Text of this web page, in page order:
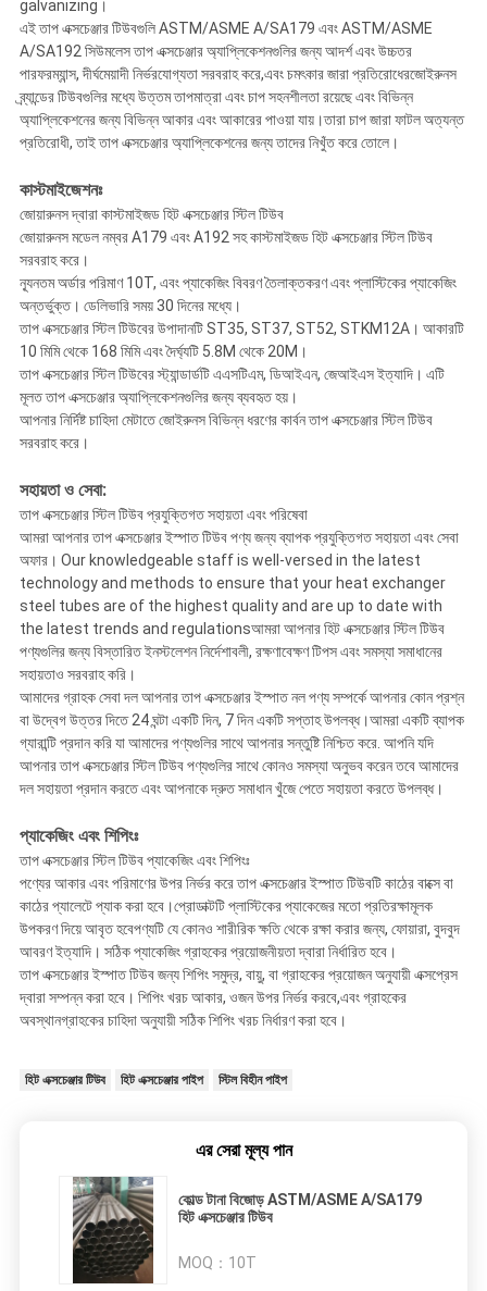
galvanizing।
এই তাপ এক্সচেঞ্জার টিউবগুলি ASTM/ASME A/SA179 এবং ASTM/ASME
A/SA192 সিউমলেস তাপ এক্সচেঞ্জার অ্যাপ্লিকেশনগুলির জন্য আদর্শ এবং উচ্চতর
পারফরম্যান্স, দীর্ঘমেয়াদী নির্ভরযোগ্যতা সরবরাহ করে,এবং চমৎকার জারা প্রতিরোধেরজোইরুনস
ব্র্যান্ডের টিউবগুলির মধ্যে উত্তম তাপমাত্রা এবং চাপ সহনশীলতা রয়েছে এবং বিভিন্ন
অ্যাপ্লিকেশনের জন্য বিভিন্ন আকার এবং আকারের পাওয়া যায়।তারা চাপ জারা ফাটল অত্যন্ত
প্রতিরোধী, তাই তাপ এক্সচেঞ্জার অ্যাপ্লিকেশনের জন্য তাদের নিখুঁত করে তোলে।
কাস্টমাইজেশনঃ
জোয়ারুনস দ্বারা কাস্টমাইজড হিট এক্সচেঞ্জার স্টিল টিউব
জোয়ারুনস মডেল নম্বর A179 এবং A192 সহ কাস্টমাইজড হিট এক্সচেঞ্জার স্টিল টিউব
সরবরাহ করে।
ন্যূনতম অর্ডার পরিমাণ 10T, এবং প্যাকেজিং বিবরণ তৈলাক্তকরণ এবং প্লাস্টিকের প্যাকেজিং
অন্তর্ভুক্ত। ডেলিভারি সময় 30 দিনের মধ্যে।
তাপ এক্সচেঞ্জার স্টিল টিউবের উপাদানটি ST35, ST37, ST52, STKM12A। আকারটি
10 মিমি থেকে 168 মিমি এবং দৈর্ঘ্যটি 5.8M থেকে 20M।
তাপ এক্সচেঞ্জার স্টিল টিউবের স্ট্যান্ডার্ডটি এএসটিএম, ডিআইএন, জেআইএস ইত্যাদি। এটি
মূলত তাপ এক্সচেঞ্জার অ্যাপ্লিকেশনগুলির জন্য ব্যবহৃত হয়।
আপনার নির্দিষ্ট চাহিদা মেটাতে জোইরুনস বিভিন্ন ধরণের কার্বন তাপ এক্সচেঞ্জার স্টিল টিউব
সরবরাহ করে।
সহায়তা ও সেবা:
তাপ এক্সচেঞ্জার স্টিল টিউব প্রযুক্তিগত সহায়তা এবং পরিষেবা
আমরা আপনার তাপ এক্সচেঞ্জার ইস্পাত টিউব পণ্য জন্য ব্যাপক প্রযুক্তিগত সহায়তা এবং সেবা
অফার। Our knowledgeable staff is well-versed in the latest
technology and methods to ensure that your heat exchanger
steel tubes are of the highest quality and are up to date with
the latest trends and regulationsআমরা আপনার হিট এক্সচেঞ্জার স্টিল টিউব
পণ্যগুলির জন্য বিস্তারিত ইনস্টলেশন নির্দেশাবলী, রক্ষণাবেক্ষণ টিপস এবং সমস্যা সমাধানের
সহায়তাও সরবরাহ করি।
আমাদের গ্রাহক সেবা দল আপনার তাপ এক্সচেঞ্জার ইস্পাত নল পণ্য সম্পর্কে আপনার কোন প্রশ্ন
বা উদ্বেগ উত্তর দিতে 24 ঘন্টা একটি দিন, 7 দিন একটি সপ্তাহ উপলব্ধ।আমরা একটি ব্যাপক
গ্যারান্টি প্রদান করি যা আমাদের পণ্যগুলির সাথে আপনার সন্তুষ্টি নিশ্চিত করে. আপনি যদি
আপনার তাপ এক্সচেঞ্জার স্টিল টিউব পণ্যগুলির সাথে কোনও সমস্যা অনুভব করেন তবে আমাদের
দল সহায়তা প্রদান করতে এবং আপনাকে দ্রুত সমাধান খুঁজে পেতে সহায়তা করতে উপলব্ধ।
প্যাকেজিং এবং শিপিংঃ
তাপ এক্সচেঞ্জার স্টিল টিউব প্যাকেজিং এবং শিপিংঃ
পণ্যের আকার এবং পরিমাণের উপর নির্ভর করে তাপ এক্সচেঞ্জার ইস্পাত টিউবটি কাঠের বাক্সে বা
কাঠের প্যালেটে প্যাক করা হবে।প্রোডাক্টটি প্লাস্টিকের প্যাকেজের মতো প্রতিরক্ষামূলক
উপকরণ দিয়ে আবৃত হবেপণ্যটি যে কোনও শারীরিক ক্ষতি থেকে রক্ষা করার জন্য, ফোয়ারা, বুদবুদ
আবরণ ইত্যাদি। সঠিক প্যাকেজিং গ্রাহকের প্রয়োজনীয়তা দ্বারা নির্ধারিত হবে।
তাপ এক্সচেঞ্জার ইস্পাত টিউব জন্য শিপিং সমুদ্র, বায়ু, বা গ্রাহকের প্রয়োজন অনুযায়ী এক্সপ্রেস
দ্বারা সম্পন্ন করা হবে। শিপিং খরচ আকার, ওজন উপর নির্ভর করবে,এবং গ্রাহকের
অবস্থানগ্রাহকের চাহিদা অনুযায়ী সঠিক শিপিং খরচ নির্ধারণ করা হবে।
হিট এক্সচেঞ্জার টিউব হিট এক্সচেঞ্জার পাইপ স্টিল বিহীন পাইপ
এর সেরা মূল্য পান
কোল্ড টানা বিজোড় ASTM/ASME A/SA179
হিট এক্সচেঞ্জার টিউব
MOQ： 10T